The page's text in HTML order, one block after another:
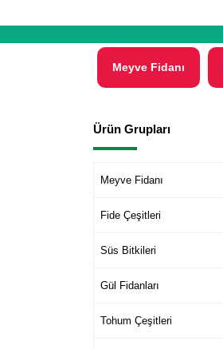
Meyve Fidanı
Ürün Grupları
Meyve Fidanı
Fide Çeşitleri
Süs Bitkileri
Gül Fidanları
Tohum Çeşitleri